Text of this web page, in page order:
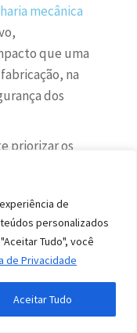
de
personalizados
Tudo", você
de Privacidade
Aceitar Tudo
mecânica
que uma
na
dos
priorizar os
O
3D são
quais